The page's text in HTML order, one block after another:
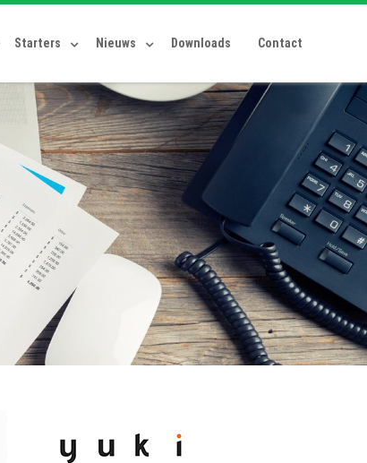
Starters Nieuws Downloads Contact